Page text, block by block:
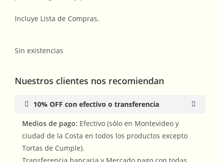
Incluye Lista de Compras.
Sin existencias
Nuestros clientes nos recomiendan
10% OFF con efectivo o transferencia
Medios de pago: Efectivo (sólo en Montevideo y
ciudad de la Costa en todos los productos excepto
Tortas de Cumple).